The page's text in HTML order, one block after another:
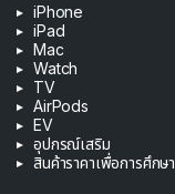
iPhone
iPad
Mac
Watch
TV
AirPods
EV
อุปกรณ์เสริม
สินค้าราคาเพื่อการศึกษา